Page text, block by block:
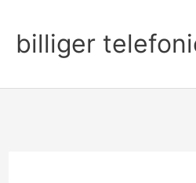
Inhalt
springen
billiger